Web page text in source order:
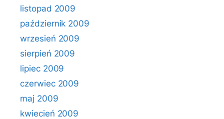
listopad 2009
październik 2009
wrzesień 2009
sierpień 2009
lipiec 2009
czerwiec 2009
maj 2009
kwiecień 2009